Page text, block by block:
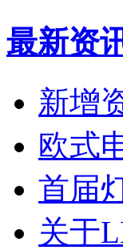
最新资
新增
欧式
首届
关于